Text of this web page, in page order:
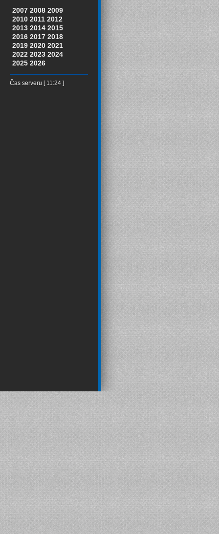
2007 2008 2009
2010 2011 2012
2013 2014 2015
2016 2017 2018
2019 2020 2021
2022 2023 2024
2025 2026
Čas serveru [ 11:24 ]